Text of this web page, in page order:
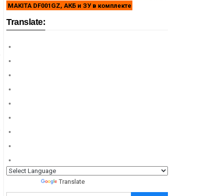
MAKITA DF001GZ, АКБ и ЗУ в комплекте
Translate:
Translate